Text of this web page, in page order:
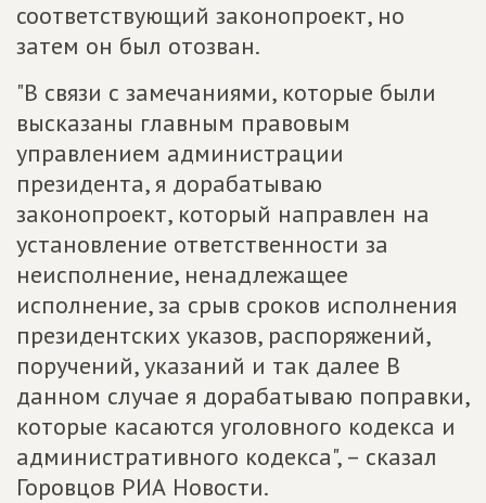
соответствующий законопроект, но
затем он был отозван.
"В связи с замечаниями, которые были
высказаны главным правовым
управлением администрации
президента, я дорабатываю
законопроект, который направлен на
установление ответственности за
неисполнение, ненадлежащее
исполнение, за срыв сроков исполнения
президентских указов, распоряжений,
поручений, указаний и так далее В
данном случае я дорабатываю поправки,
которые касаются уголовного кодекса и
административного кодекса", – сказал
Горовцов РИА Новости.